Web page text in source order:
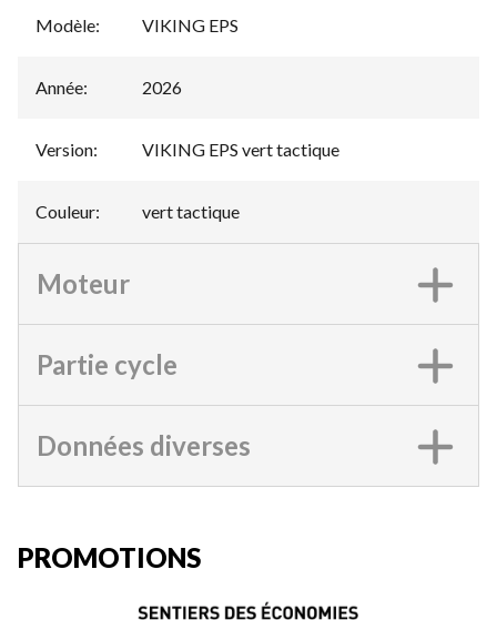
Modèle: VIKING EPS
Année: 2026
Version: VIKING EPS vert tactique
Couleur: vert tactique
Moteur
Partie cycle
Données diverses
PROMOTIONS